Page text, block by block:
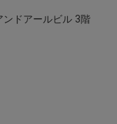
ドアールビル 3階